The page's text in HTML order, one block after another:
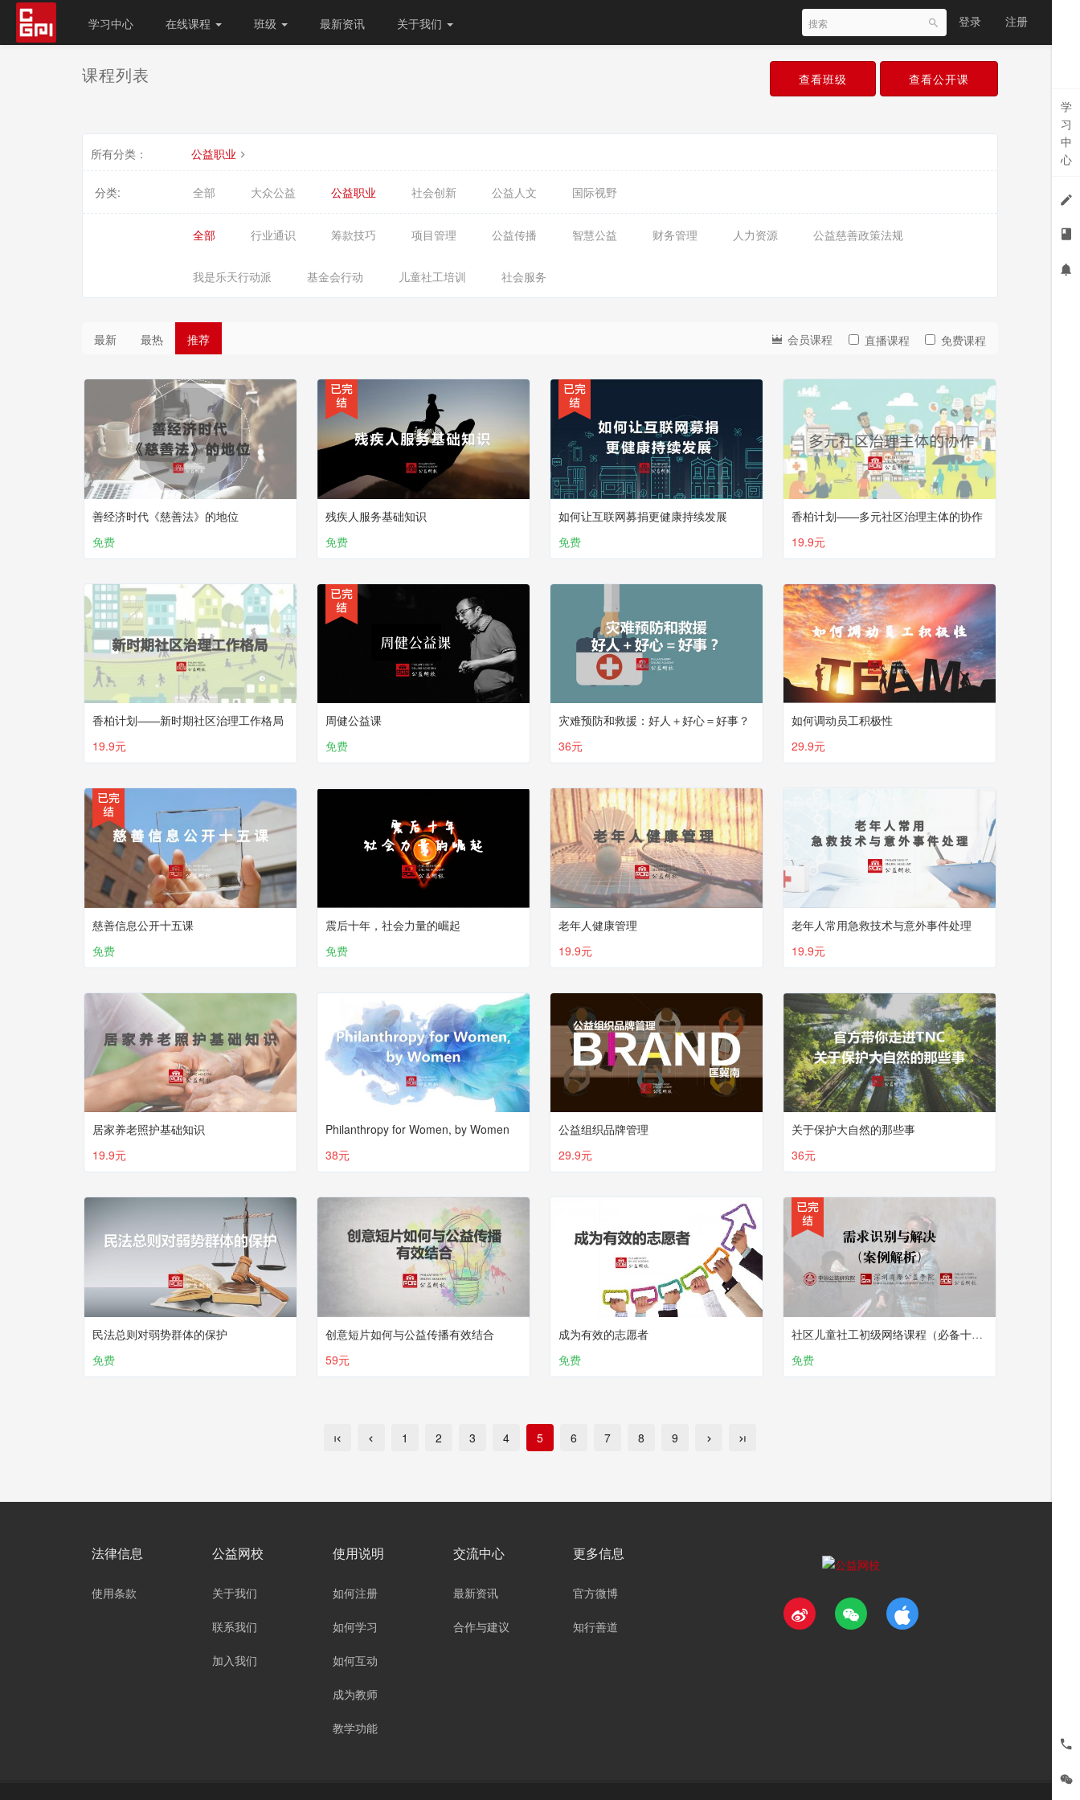
学习中心 在线课程 班级 最新资讯 关于我们 登录 注册
课程列表 查看班级 查看公开课
所有分类： 公益职业
分类: 全部 大众公益 公益职业 社会创新 公益人文 国际视野
全部 行业通识 筹款技巧 项目管理 公益传播 智慧公益 财务管理 人力资源 公益慈善政策法规
我是乐天行动派 基金会行动 儿童社工培训 社会服务
最新 最热 推荐 会员课程 直播课程 免费课程
善经济时代《慈善法》的地位
免费
残疾人服务基础知识
免费
如何让互联网募捐更健康持续发展
免费
香柏计划——多元社区治理主体的协作
19.9元
香柏计划——新时期社区治理工作格局
19.9元
周健公益课
免费
灾难预防和救援：好人＋好心＝好事？
36元
如何调动员工积极性
29.9元
慈善信息公开十五课
免费
震后十年，社会力量的崛起
免费
老年人健康管理
19.9元
老年人常用急救技术与意外事件处理
19.9元
居家养老照护基础知识
19.9元
Philanthropy for Women, by Women
38元
公益组织品牌管理
29.9元
关于保护大自然的那些事
36元
民法总则对弱势群体的保护
免费
创意短片如何与公益传播有效结合
59元
成为有效的志愿者
免费
社区儿童社工初级网络课程（必备十课）：第十课 需求识别与解决 （案例解析）
免费
1 2 3 4 5 6 7 8 9
法律信息
使用条款
公益网校
关于我们
联系我们
加入我们
使用说明
如何注册
如何学习
如何互动
成为教师
教学功能
交流中心
最新资讯
合作与建议
更多信息
官方微博
知行善道
学
习
中
心